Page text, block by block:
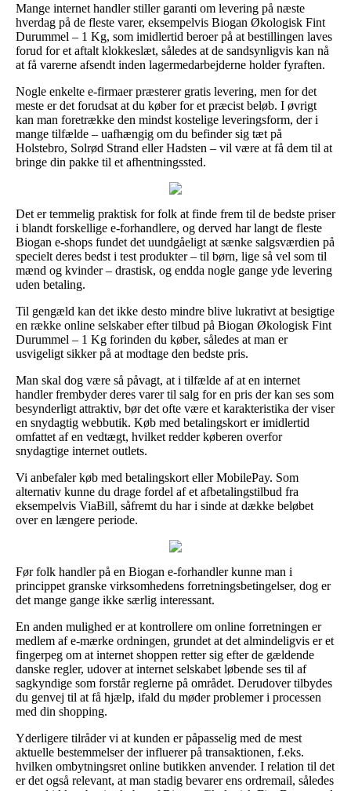
Mange internet handler stiller garanti om levering på næste
hverdag på de fleste varer, eksempelvis Biogan Økologisk Fint
Durummel – 1 Kg, som imidlertid beroer på at bestillingen laves
forud for et aftalt klokkeslæt, således at de sandsynligvis kan nå
at få varerne afsendt inden lagermedarbejderne holder fyraften.
Nogle enkelte e-firmaer præsterer gratis levering, men for det
meste er det forudsat at du køber for et præcist beløb. I øvrigt
kan man foretrække den mindst kostelige leveringsform, der i
mange tilfælde – uafhængig om du befinder sig tæt på
Holstebro, Solrød Strand eller Hadsten – vil være at få dem til at
bringe din pakke til et afhentningssted.
Det er temmelig praktisk for folk at finde frem til de bedste priser
i blandt forskellige e-forhandlere, og derved har langt de fleste
Biogan e-shops fundet det uundgåeligt at sænke salgsværdien på
specielt deres bedst i test produkter – til børn, lige så vel som til
mænd og kvinder – drastisk, og endda nogle gange yde levering
uden betaling.
Til gengæld kan det ikke desto mindre blive lukrativt at besigtige
en række online selskaber efter tilbud på Biogan Økologisk Fint
Durummel – 1 Kg forinden du køber, således at man er
usvigeligt sikker på at modtage den bedste pris.
Man skal dog være så påvagt, at i tilfælde af at en internet
handler frembyder deres varer til salg for en pris der kan ses som
besynderligt attraktiv, bør det ofte være et karakteristika der viser
en snydagtig webbutik. Køb med betalingskort er imidlertid
omfattet af en vedtægt, hvilket redder køberen overfor
snydagtige internet outlets.
Vi anbefaler køb med betalingskort eller MobilePay. Som
alternativ kunne du drage fordel af et afbetalingstilbud fra
eksempelvis ViaBill, såfremt du har i sinde at dække beløbet
over en længere periode.
Før folk handler på en Biogan e-forhandler kunne man i
princippet granske virksomhedens forretningsbetingelser, dog er
det mange gange ikke særlig interessant.
En anden mulighed er at kontrollere om online forretningen er
medlem af e-mærke ordningen, grundet at det almindeligvis er et
fingerpeg om at internet shoppen retter sig efter de gældende
danske regler, udover at internet selskabet løbende ses til af
sagkyndige som forstår reglerne på området. Derudover tilbydes
du genvej til at få hjælp, ifald du møder problemer i processen
med din shopping.
Yderligere tilråder vi at kunden er påpasselig med de mest
aktuelle bestemmelser der influerer på transaktionen, f.eks.
hvilken ombytningsret online butikken anvender. I relation til det
er det også relevant, at man stadig bevarer ens ordremail, således